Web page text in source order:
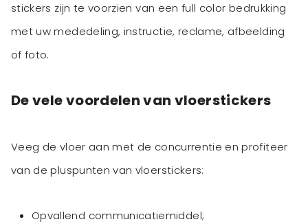
stickers zijn te voorzien van een full color bedrukking
met uw mededeling, instructie, reclame, afbeelding
De vele voordelen van vloerstickers
Veeg de vloer aan met de concurrentie en profiteer
Opvallend communicatiemiddel;